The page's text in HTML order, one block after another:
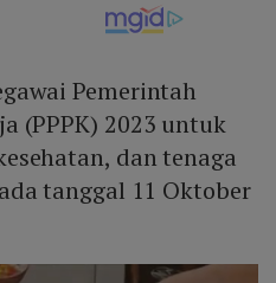
Pemerintah
(PPPK) 2023 untuk
dan tenaga
tanggal 11 Oktober